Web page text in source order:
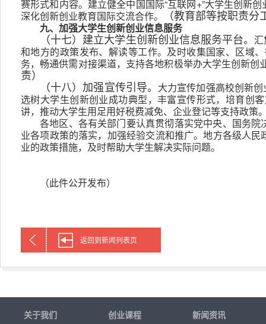
赛形式和内容。建立健全中国国际“互联网+”大学生创新
深化创新创业教育国际交流合作。
（教育部等按职责分
九、加强大学生创新创业信息服务
（十七）建立大学生创新创业信息服务平台。
和地方的政策发布、解读等工作。及时收集国家、区域
务，畅通供需对接渠道，支持各地积极举办大学生创新创
责）
（十八）加强宣传引导。 大力宣传加强高校创新
选树大学生创新创业成功典型，丰富宣传形式，培育创
讲，推动大学生用足用好税费减免、企业登记等支持政策
各地区、各有关部门要认真贯彻落实党中央、国务
业各项政策的落实，加强经验交流和推广。地方各级人
业的政策措施，及时帮助大学生解决实际问题。
（此件公开发布）
返回到新闻列表页
关于我们 创业课程 新闻资讯